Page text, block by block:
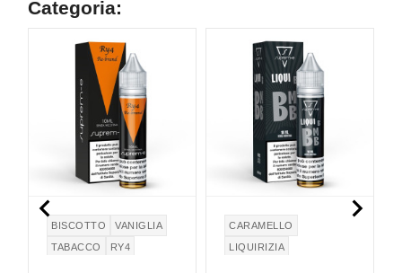
Categoria:
BISCOTTO
VANIGLIA
TABACCO
RY4
CARAMELLO
LIQUIRIZIA
 